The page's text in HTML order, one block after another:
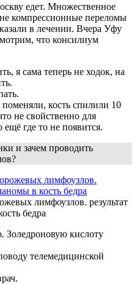
едет. Множественное
компрессионные переломы
в лечении. Вчера Уфу
что консилиум
я сама теперь не ходок, на
кость спилили 10
не свойственно для
где то не появится.
и зачем проводить
лимфоузлов. результат
бедра
кислоту
телемедицинской